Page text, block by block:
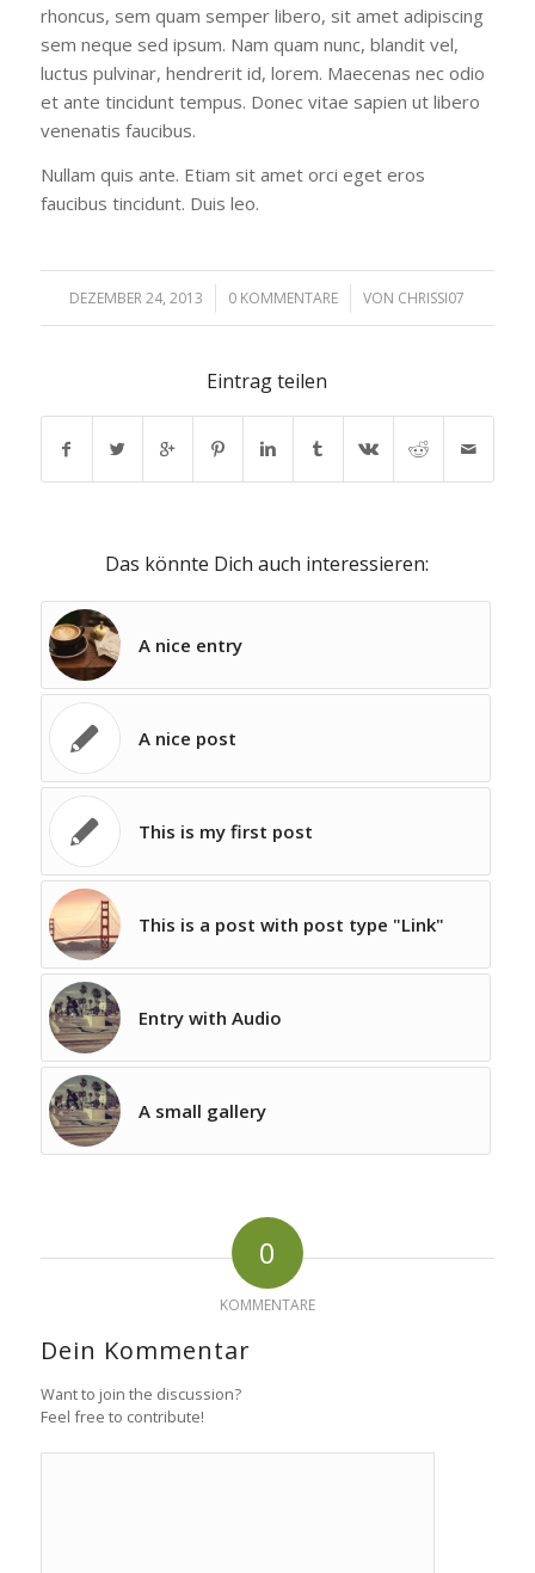
rhoncus, sem quam semper libero, sit amet adipiscing
sem neque sed ipsum. Nam quam nunc, blandit vel,
luctus pulvinar, hendrerit id, lorem. Maecenas nec odio
et ante tincidunt tempus. Donec vitae sapien ut libero
venenatis faucibus.
Nullam quis ante. Etiam sit amet orci eget eros
faucibus tincidunt. Duis leo.
DEZEMBER 24, 2013
/ 0 KOMMENTARE
/ VON CHRISSI07
Eintrag teilen
Das könnte Dich auch interessieren:
A nice entry
A nice post
This is my first post
This is a post with post type "Link"
Entry with Audio
A small gallery
0
KOMMENTARE
Dein Kommentar
Want to join the discussion?
Feel free to contribute!